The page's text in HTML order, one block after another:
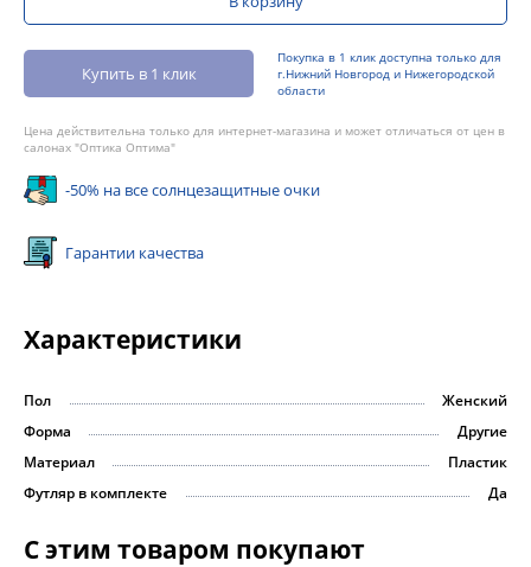
Купить в 1 клик
Покупка в 1 клик доступна только для
г.Нижний Новгород и Нижегородской
области
Цена действительна только для интернет-магазина и может отличаться от цен в
салонах "Оптика Оптима"
-50% на все солнцезащитные очки
Гарантии качества
Характеристики
Пол
Женский
Форма
Другие
Материал
Пластик
Футляр в комплекте
Да
С этим товаром покупают